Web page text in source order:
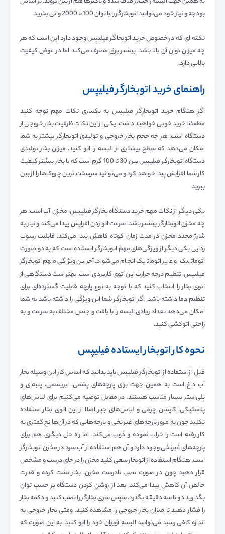
بودجه و نیاز خود می‌توانید اتوبخارگر را با توان 100 تا 2000 واتی بخرید.
نکته ای که در خصوص خرید اتوبخاگر فیلیپس وجود دارد این است که هر
چه میزان توان آن بالا باشد، بیشتر برق مصرف می‌کند اما در عوض کیفیت
بالایی دارد.
راهنمای خرید اتوبخارگر فیلیپس
اگر هنگام خرید اتوبخارگر فیلیپس به یکسری نکات مهم توجه کنید
مطمئنا خرید خوبی خواهید داشت. یکی از این نکات ظرفیت بخار خروجی از
دستگاه است. هر چه حجم بخار خروجی و تولیدی اتوبخارگر بیشتر به شما
امکان می‌دهد که سطح بیشتری از البسه را اتو کنید. میزان بخار تولیدی
دستگاه اتوبخارگر فیلیپس بین 30 تا 100 گرم است که با بخار بیشتر کیفیت
کار شما افزایش پیدا خواهد کرد و می‌توانید سرسخت ‌ترین چروک‌ها را از بین
ببرید.
یکی دیگر از نکات مهم خرید دستگاه بخارگر فیلیپس، مخزن آب است. هر
چه مخزن اتوبخارگر بیشتر باشد، سرعت اتو زدن افزایش پیدا می‌کند و نیاز به
شارژ مجدد مخزن در مدت زمان کوتاه کاهش پیدا می‌کند. قابلیت رسوب
زدایی یکی دیگر از ویژگی‌های مهم اتوبخارگر ایستاده است که به دو صورت
اتوماتیک و غیر اتوماتیک انجام می‌شود. آخرین ویژگی مهم اتوبخارگر
فیلیپس، تنظیم درجه حرارت این اتوی کاربردی است. بهتر است دستگاهی از
اتوی بخار را انتخاب کنید که با توجه به نوع پارچه قابلیت گسترده‌ای برای
تنظیم دما داشته باشد. اگر اتوبخارگر شما این ویژگی را داشته باشد به شما
امکان می‌دهد تعداد زیادی البسه را با بافت و جنس مختلف به سرعت و به
راحتی اتوکشی کنید.
نحوه کار اتوبخار ایستاده فیلیپس
قبل از استفاده از اتوبخارگر فیلیپس باید بدانید که اساس کار این وسیله بخار
آب داغ است به همین جهت برای پارچه‌های پشمی، ابریشمی، پنبه‌ای و
پلی‌استر بسیار مناسب هستند. در مقابل توصیه می‌کنیم برای لباس‌های
پلاستیکی، کاپشن چرمی و لباس‌های جیر اصلا از این اتوی بخار استفاده
نکنید چون به مرور پارچه‌های غیر نخی و پارچه‌هایی که در آن‌ها نخ کمتری به
کار رفته است را خراب نموده و ذوب می‌کند. اما راه حل دیگری هم برای
پارچه‌های غیرنخی وجود دارد و آن هم استفاده از آب سرد در مخزن اتوبخارگر
است. هنگام استفاده از اتوبخار سعی کنید مخزن را در جای درست و مشخص
قرار دهید چون در صورت نصب نادرست مخزن، بخار نشت کرده و قدرت
خالص آن کاهش پیدا می‌کند. بعد از روشن کردن دستگاه بر حسب توان
بگذارید دو تا سه دقیقه بگذرد. سپس سری بخارگر را نصب کنید و دکمه بخار
را فشار دهید تا میزان بخار خروجی را مشاهده کنید. وقتی بخار خروجی به
اندازه کافی رسید می‌توانید البسه آویزان خود را اتو کنید. به این صورت که